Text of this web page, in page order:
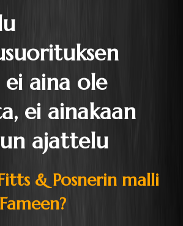
ei aina ole
ei ainakaan
ajattelu
& Posnerin malli